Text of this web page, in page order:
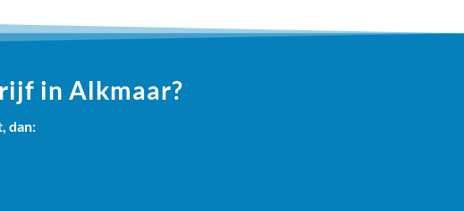
in Alkmaar?
dan: